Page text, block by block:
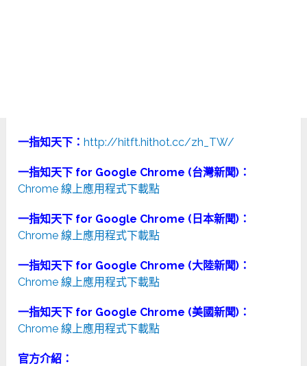
一指知天下：http://hitft.hithot.cc/zh_TW/
一指知天下 for Google Chrome (台灣新聞)：
Chrome 線上應用程式下載點
一指知天下 for Google Chrome (日本新聞)：
Chrome 線上應用程式下載點
一指知天下 for Google Chrome (大陸新聞)：
Chrome 線上應用程式下載點
一指知天下 for Google Chrome (美國新聞)：
Chrome 線上應用程式下載點
官方介紹：